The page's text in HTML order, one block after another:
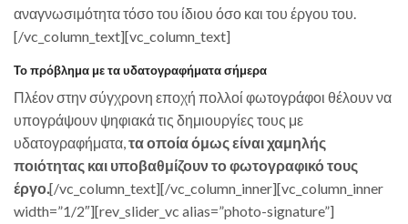
αναγνωσιμότητα τόσο του ίδιου όσο και του έργου του.
[/vc_column_text][vc_column_text]
Το πρόβλημα με τα υδατογραφήματα σήμερα
Πλέον στην σύγχρονη εποχή πολλοί φωτογράφοι θέλουν να
υπογράψουν ψηφιακά τις δημιουργίες τους με
υδατογραφήματα,τα οποία όμως είναι χαμηλής
ποιότητας και υποβαθμίζουν το φωτογραφικό τους
έργο.[/vc_column_text][/vc_column_inner][vc_column_inner
width=”1/2″][rev_slider_vc alias=”photo-signature”]